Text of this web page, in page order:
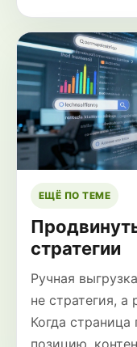
ЕЩЁ ПО ТЕМЕ
стратегии
Ручная
не стратегия,
Когда страница
позицию,